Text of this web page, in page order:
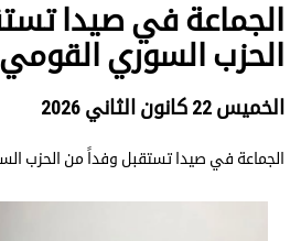
الجماعة في صيدا
الحزب السوري
الخميس 22 كانون الثاني 2026
الجماعة في صيدا تستقبل وفداً من الحزب